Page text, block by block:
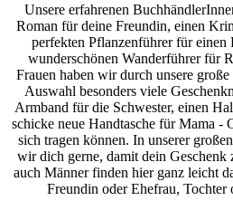
Unsere erfahrenen
Roman für deine Freundin, einen
perfekten Pflanzenführer für einen
wunderschönen Wanderführer für
Frauen haben wir durch unsere
Auswahl besonders viele
Armband für die Schwester, einen
schicke neue Handtasche für Mama -
sich tragen können. In unserer
wir dich gerne, damit dein Geschenk
auch Männer finden hier ganz leicht
Freundin oder Ehefrau, Tochter